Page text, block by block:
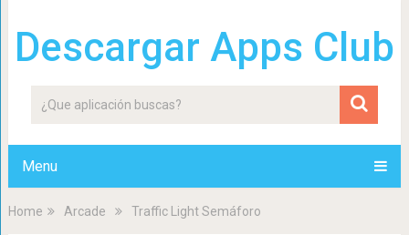
Descargar Apps Club
Menu
Home Arcade Traffic Light Semáforo